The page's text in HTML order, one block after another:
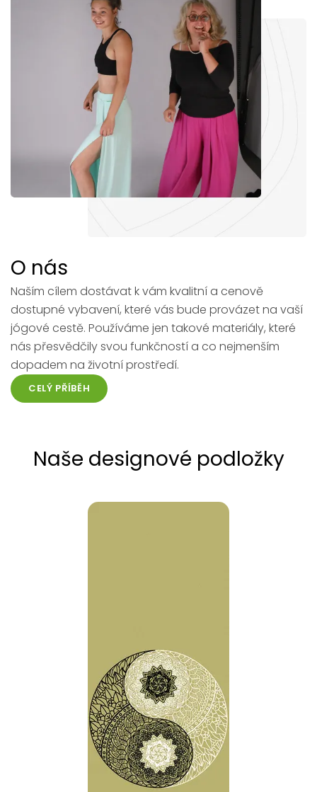
O nás
Naším cílem dostávat k vám kvalitní a cenově
dostupné vybavení, které vás bude provázet na vaší
jógové cestě. Používáme jen takové materiály, které
nás přesvědčily svou funkčností a co nejmenším
dopadem na životní prostředí.
CELÝ PŘÍBĚH
Naše designové podložky